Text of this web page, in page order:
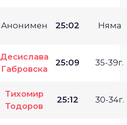
Анонимен 25:02 Няма
Десислава
Габровска
25:09 35-39г.
Тихомир
Тодоров
25:12 30-34г.